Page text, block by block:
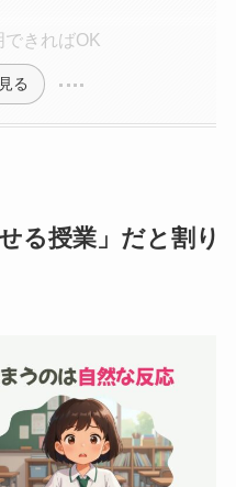
きればOK
る
る授業」だと割り